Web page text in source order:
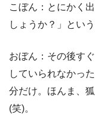
こぼん：とにかく
しょうか？」とい
おぼん：その後す
していられなかっ
分だけ。ほんま、
(笑)。